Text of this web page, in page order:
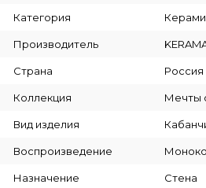
Категория
Производитель
Страна Россия
Коллекция Мечты
Вид изделия
Воспроизведение
Назначение Стена